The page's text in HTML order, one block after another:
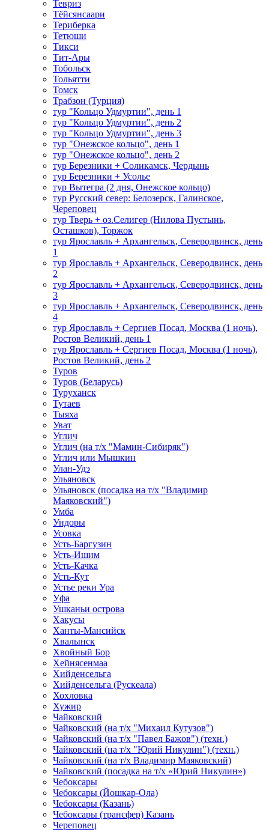
Тевриз
Тёйсянсаари
Териберка
Тетюши
Тикси
Тит-Ары
Тобольск
Тольятти
Томск
Трабзон (Турция)
тур "Кольцо Удмуртии", день 1
тур "Кольцо Удмуртии", день 2
тур "Кольцо Удмуртии", день 3
тур "Онежское кольцо", день 1
тур "Онежское кольцо", день 2
тур Березники + Соликамск, Чердынь
тур Березники + Усолье
тур Вытегра (2 дня, Онежское кольцо)
тур Русский север: Белозерск, Галинское,
Череповец
тур Тверь + оз.Селигер (Нилова Пустынь,
Осташков), Торжок
тур Ярославль + Архангельск, Северодвинск, день
1
тур Ярославль + Архангельск, Северодвинск, день
2
тур Ярославль + Архангельск, Северодвинск, день
3
тур Ярославль + Архангельск, Северодвинск, день
4
тур Ярославль + Сергиев Посад, Москва (1 ночь),
Ростов Великий, день 1
тур Ярославль + Сергиев Посад, Москва (1 ночь),
Ростов Великий, день 2
Туров
Туров (Беларусь)
Туруханск
Тутаев
Тыяха
Уват
Углич
Углич (на т/х "Мамин-Сибиряк")
Углич или Мышкин
Улан-Удэ
Ульяновск
Ульяновск (посадка на т/х "Владимир
Маяковский")
Умба
Ундоры
Усовка
Усть-Баргузин
Усть-Ишим
Усть-Качка
Усть-Кут
Устье реки Ура
Уфа
Ушканьи острова
Хакусы
Ханты-Мансийск
Хвалынск
Хвойный Бор
Хейнясенмаа
Хийденсельга
Хийденсельга (Рускеала)
Хохловка
Хужир
Чайковский
Чайковский (на т/х "Михаил Кутузов")
Чайковский (на т/х "Павел Бажов") (техн.)
Чайковский (на т/х "Юрий Никулин") (техн.)
Чайковский (на т/х Владимир Маяковский)
Чайковский (посадка на т/х «Юрий Никулин»)
Чебоксары
Чебоксары (Йошкар-Ола)
Чебоксары (Казань)
Чебоксары (трансфер) Казань
Череповец